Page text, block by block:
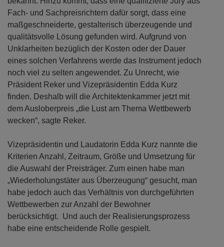
Fach- und Sachpreisrichtern dafür sorgt, dass eine
maßgeschneiderte, gestalterisch überzeugende und
qualitätsvolle Lösung gefunden wird. Aufgrund von
Unklarheiten bezüglich der Kosten oder der Dauer
eines solchen Verfahrens werde das Instrument jedoch
noch viel zu selten angewendet. Zu Unrecht, wie
Präsident Reker und Vizepräsidentin Edda Kurz
finden. Deshalb will die Architektenkammer jetzt mit
dem Ausloberpreis „die Lust am Thema Wettbewerb
wecken“, sagte Reker.
Vizepräsidentin und Laudatorin Edda Kurz nannte die
Kriterien Anzahl, Zeitraum, Größe und Umsetzung für
die Auswahl der Preisträger. Zum einen habe man
„Wiederholungstäter aus Überzeugung“ gesucht, man
habe jedoch auch das Verhältnis von durchgeführten
Wettbewerben zur Anzahl der Bewohner
berücksichtigt. Und auch der Realisierungsprozess
habe eine entscheidende Rolle gespielt.